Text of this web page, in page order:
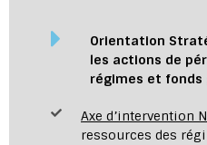
Orientation
les actions de
régimes et fonds
Axe d’intervention
ressources des